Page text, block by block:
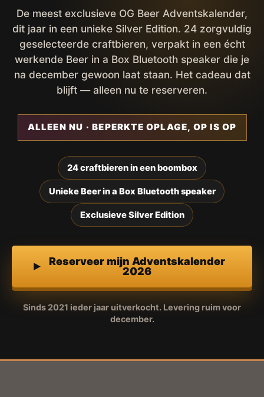
De meest exclusieve OG Beer Adventskalender,
dit jaar in een unieke Silver Edition. 24 zorgvuldig
geselecteerde craftbieren, verpakt in een écht
werkende Beer in a Box Bluetooth speaker die je
na december gewoon laat staan. Het cadeau dat
blijft — alleen nu te reserveren.
ALLEEN NU · BEPERKTE OPLAGE, OP IS OP
24 craftbieren in een boombox
Unieke Beer in a Box Bluetooth speaker
Exclusieve Silver Edition
Reserveer mijn Adventskalender
2026
Sinds 2021 ieder jaar uitverkocht. Levering ruim voor
december.